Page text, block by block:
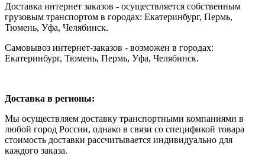
Доставка интернет заказов - осуществляется собственным
грузовым транспортом в городах: Екатеринбург, Пермь,
Тюмень, Уфа, Челябинск.
Самовывоз интернет-заказов - возможен в городах:
Екатеринбург, Тюмень, Пермь, Уфа, Челябинск.
Доставка в регионы:
Мы осуществляем доставку транспортными компаниями в
любой город России, однако в связи со спецификой товара
стоимость доставки рассчитывается индивидуально для
каждого заказа.